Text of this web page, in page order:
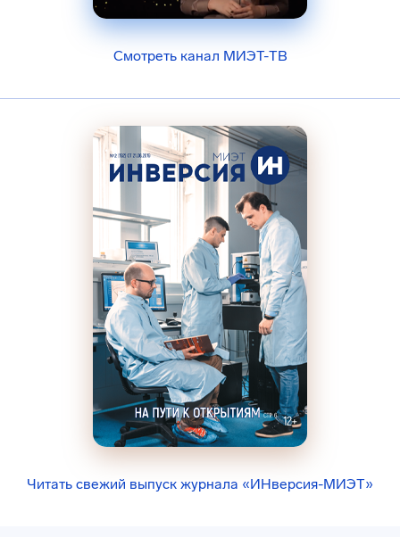
Смотреть канал МИЭТ-ТВ
Читать свежий выпуск журнала «ИНверсия-МИЭТ»